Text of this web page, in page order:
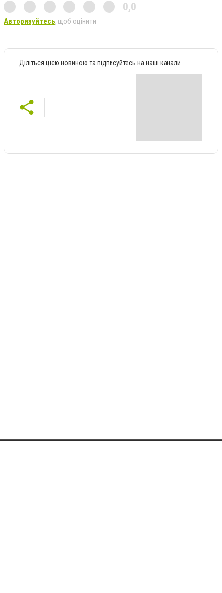
0,0
Авторизуйтесь, щоб оцінити
Діліться цією новиною та підписуйтесь на наші канали